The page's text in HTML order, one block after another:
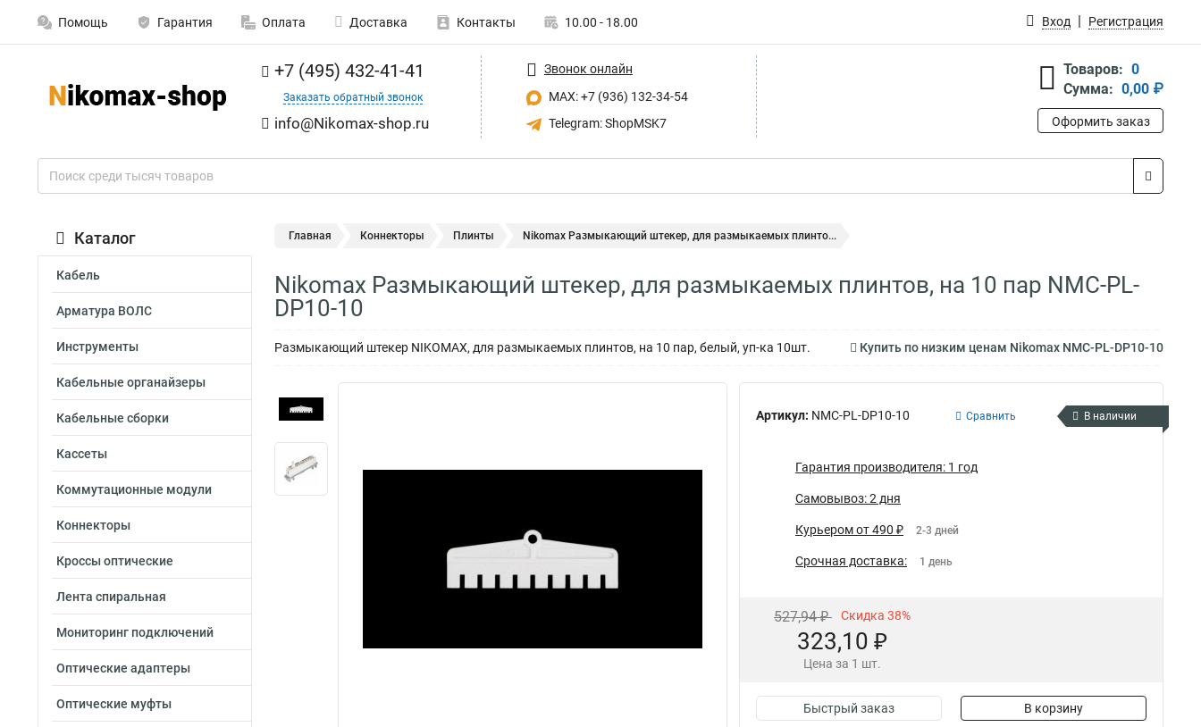
Помощь Гарантия Оплата Доставка Контакты 10.00 - 18.00 Вход Регистрация
+7 (495) 432-41-41
Заказать обратный звонок
info@Nikomax-shop.ru
Звонок онлайн
MAX: +7 (936) 132-34-54
Telegram: ShopMSK7
Товаров: 0
Сумма: 0,00 ₽
Оформить заказ
Каталог
Кабель
Арматура ВОЛС
Инструменты
Кабельные органайзеры
Кабельные сборки
Кассеты
Коммутационные модули
Коннекторы
Кроссы оптические
Лента спиральная
Мониторинг подключений
Оптические адаптеры
Оптические муфты
Главная Коннекторы Плинты Nikomax Размыкающий штекер, для размыкаемых плинто...
Nikomax Размыкающий штекер, для размыкаемых плинтов, на 10 пар NMC-PL-
DP10-10
Размыкающий штекер NIKOMAX, для размыкаемых плинтов, на 10 пар, белый, уп-ка 10шт. Купить по низким ценам Nikomax NMC-PL-DP10-10
Артикул: NMC-PL-DP10-10 Сравнить В наличии
Гарантия производителя: 1 год
Самовывоз: 2 дня
Курьером от 490 ₽ 2-3 дней
Срочная доставка: 1 день
527,94 ₽ Скидка 38%
323,10 ₽
Цена за 1 шт.
Быстрый заказ В корзину